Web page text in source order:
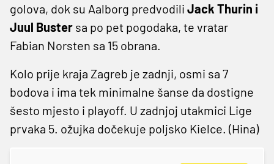
golova, dok su Aalborg predvodili Jack Thurin i
Juul Buster sa po pet pogodaka, te vratar
Fabian Norsten sa 15 obrana.
Kolo prije kraja Zagreb je zadnji, osmi sa 7
bodova i ima tek minimalne šanse da dostigne
šesto mjesto i playoff. U zadnjoj utakmici Lige
prvaka 5. ožujka dočekuje poljsko Kielce. (Hina)